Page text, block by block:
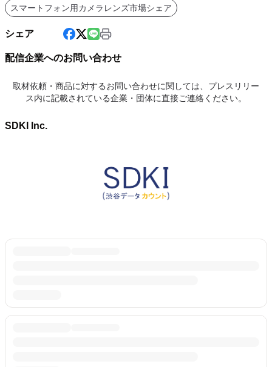
スマートフォン用カメラレンズ市場シェア
シェア
配信企業へのお問い合わせ
取材依頼・商品に対するお問い合わせに関しては、プレスリリー
ス内に記載されている企業・団体に直接ご連絡ください。
SDKI Inc.